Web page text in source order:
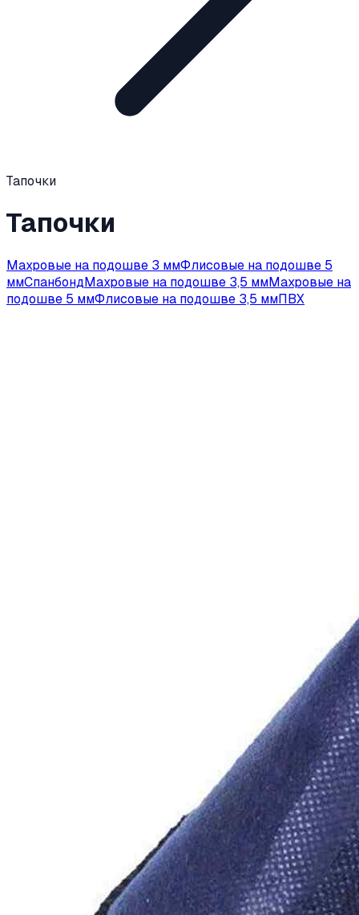
Тапочки
Тапочки
Махровые на подошве 3 ммФлисовые на подошве 5
ммСпанбондМахровые на подошве 3,5 ммМахровые на
подошве 5 ммФлисовые на подошве 3,5 ммПВХ